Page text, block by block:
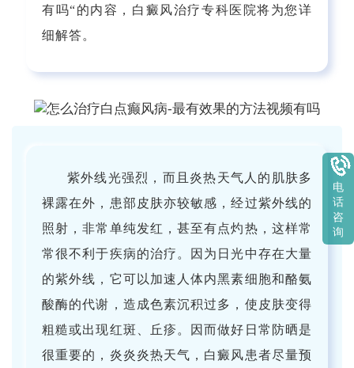
有吗“的内容，白癜风治疗专科医院将为您详
细解答。
紫外线光强烈，而且炎热天气人的肌肤多
裸露在外，患部皮肤亦较敏感，经过紫外线的
照射，非常单纯发红，甚至有点灼热，这样常
常很不利于疾病的治疗。因为日光中存在大量
的紫外线，它可以加速人体内黑素细胞和酪氨
酸酶的代谢，造成色素沉积过多，使皮肤变得
粗糙或出现红斑、丘疹。因而做好日常防晒是
很重要的，炎炎炎热天气，白癜风患者尽量预
电
话
咨
询